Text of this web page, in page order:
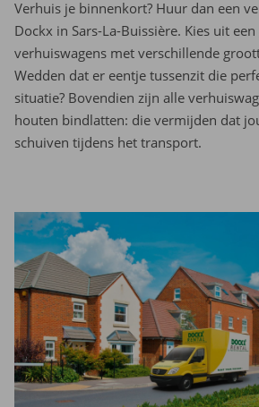
Verhuis je binnenkort? Huur dan een
Dockx in Sars-La-Buissière. Kies uit
verhuiswagens met verschillende
Wedden dat er eentje tussenzit die
situatie? Bovendien zijn alle
houten bindlatten: die vermijden dat
schuiven tijdens het transport.